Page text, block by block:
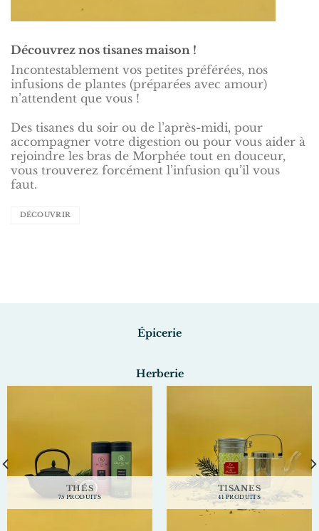
Découvrez nos tisanes maison !
Incontestablement vos petites préférées, nos
infusions de plantes (préparées avec amour)
n’attendent que vous !
Des tisanes du soir ou de l’après-midi, pour
accompagner votre digestion ou pour vous aider à
rejoindre les bras de Morphée tout en douceur,
vous trouverez forcément l’infusion qu’il vous
faut.
DÉCOUVRIR
Épicerie
Herberie
THÉS
75 PRODUITS
TISANES
41 PRODUITS